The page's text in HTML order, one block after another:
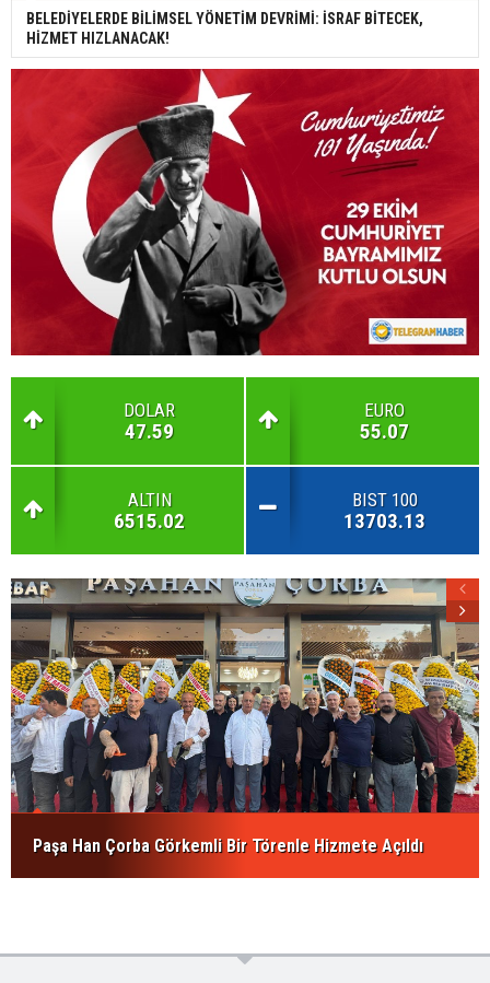
BELEDİYELERDE BİLİMSEL YÖNETİM DEVRİMİ: İSRAF BİTECEK,
HİZMET HIZLANACAK!
DOLAR
47.59
EURO
55.07
ALTIN
6515.02
BIST 100
13703.13
Paşa Han Çorba Görkemli Bir Törenle Hizmete Açıldı